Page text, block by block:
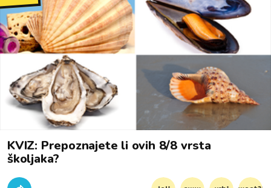
KVIZ: Prepoznajete li ovih 8/8 vrsta
školjaka?